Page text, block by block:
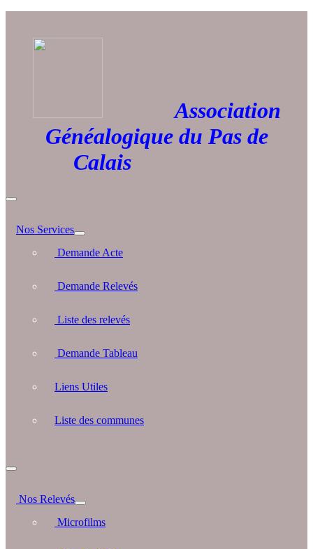
Association
Généalogique du Pas de
Calais
Nos Services
Demande Acte
Demande Relevés
Liste des relevés
Demande Tableau
Liens Utiles
Liste des communes
Nos Relevés
Microfilms